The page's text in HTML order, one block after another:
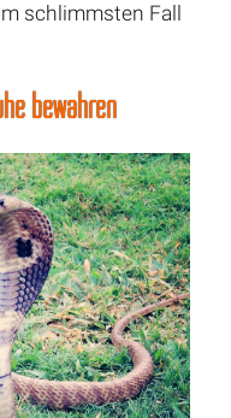
schlimmsten Fall
bewahren